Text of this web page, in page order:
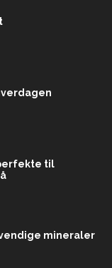
til
mineraler